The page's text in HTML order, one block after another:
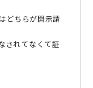
どちらが開示請
されてなくて証